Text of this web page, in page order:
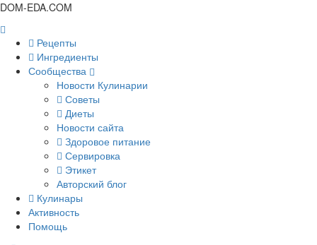
DOM-EDA.COM
Рецепты
Ингредиенты
Сообщества
Новости Кулинарии
Советы
Диеты
Новости сайта
Здоровое питание
Сервировка
Этикет
Авторский блог
Кулинары
Активность
Помощь